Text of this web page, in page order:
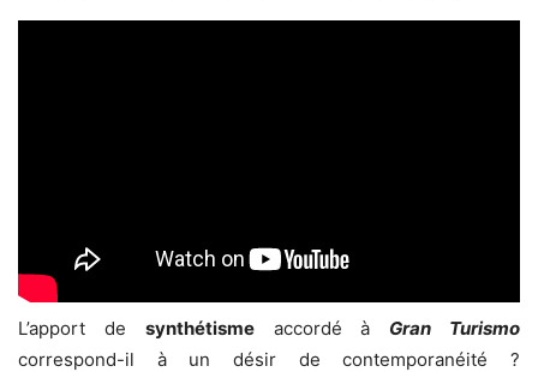
L’apport de synthétismeaccordé à Gran Turismo
correspond-il à un désir de contemporanéité ?